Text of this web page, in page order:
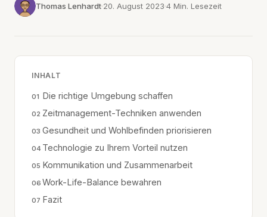
Thomas Lenhardt 20. August 2023 4 Min. Lesezeit
INHALT
Die richtige Umgebung schaffen
Zeitmanagement-Techniken anwenden
Gesundheit und Wohlbefinden priorisieren
Technologie zu Ihrem Vorteil nutzen
Kommunikation und Zusammenarbeit
Work-Life-Balance bewahren
Fazit